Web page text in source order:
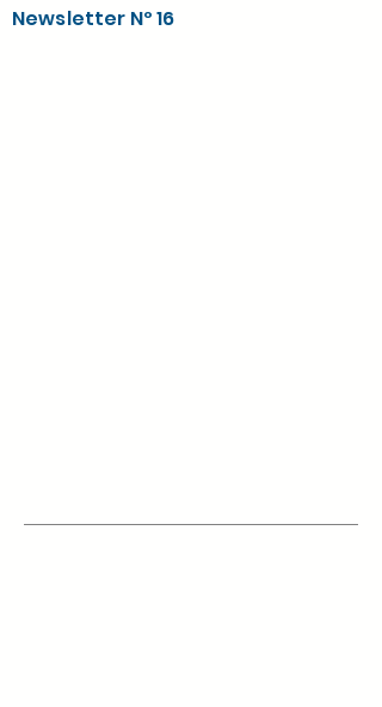
Newsletter Nº 16